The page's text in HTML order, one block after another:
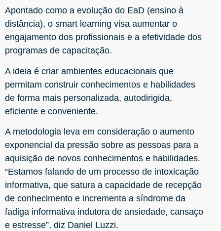
Apontado como a evolução do EaD (ensino à
distância), o smart learning visa aumentar o
engajamento dos profissionais e a efetividade dos
programas de capacitação.
A ideia é criar ambientes educacionais que
permitam construir conhecimentos e habilidades
de forma mais personalizada, autodirigida,
eficiente e conveniente.
A metodologia leva em consideração o aumento
exponencial da pressão sobre as pessoas para a
aquisição de novos conhecimentos e habilidades.
“Estamos falando de um processo de intoxicação
informativa, que satura a capacidade de recepção
de conhecimento e incrementa a síndrome da
fadiga informativa indutora de ansiedade, cansaço
e estresse”, diz Daniel Luzzi.